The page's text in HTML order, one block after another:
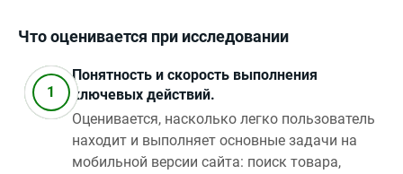
Что оценивается при исследовании
Понятность и скорость выполнения
ключевых действий.
Оценивается, насколько легко пользователь
находит и выполняет основные задачи на
мобильной версии сайта: поиск товара,